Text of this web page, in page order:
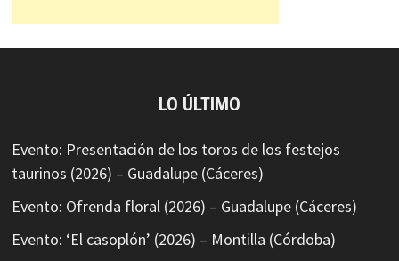
LO ÚLTIMO
Evento: Presentación de los toros de los festejos
taurinos (2026) – Guadalupe (Cáceres)
Evento: Ofrenda floral (2026) – Guadalupe (Cáceres)
Evento: ‘El casoplón’ (2026) – Montilla (Córdoba)